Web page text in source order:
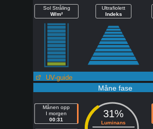
Sol Stråling
W/m²
Ultrafiolett
Indeks
UV-guide
Måne fase
Månen opp
I morgen
00:31
31%
Luminans